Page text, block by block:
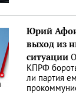
Юрий
выход из
ситуации
КПРФ
ли партия